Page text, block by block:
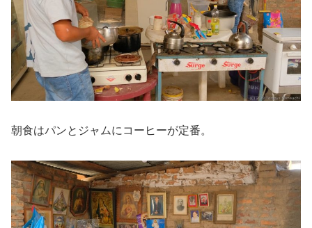
朝食はパンとジャムにコーヒーが定番。